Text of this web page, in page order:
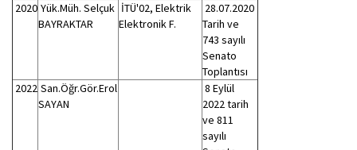
2020 Yük.Müh. Selçuk
BAYRAKTAR
İTÜ'02, Elektrik
Elektronik F.
28.07.2020
Tarih ve
743 sayılı
Senato
Toplantısı
2022 San.Öğr.Gör.Erol
SAYAN
8 Eylül
2022 tarih
ve 811
sayılı